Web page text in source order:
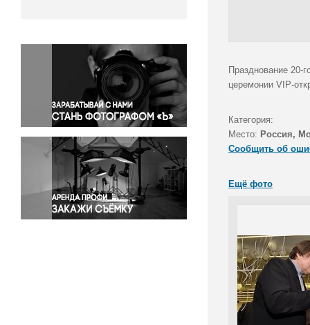
Окружающая среда
Политика
Правосудие
Происшествия и конфликты
Религия
Светская жизнь
Спорт
Экология
Экономика и бизнес
Празднование 20-
церемонии VIP-
Категория:
Место: Россия,
Сообщить об
Ещё фото